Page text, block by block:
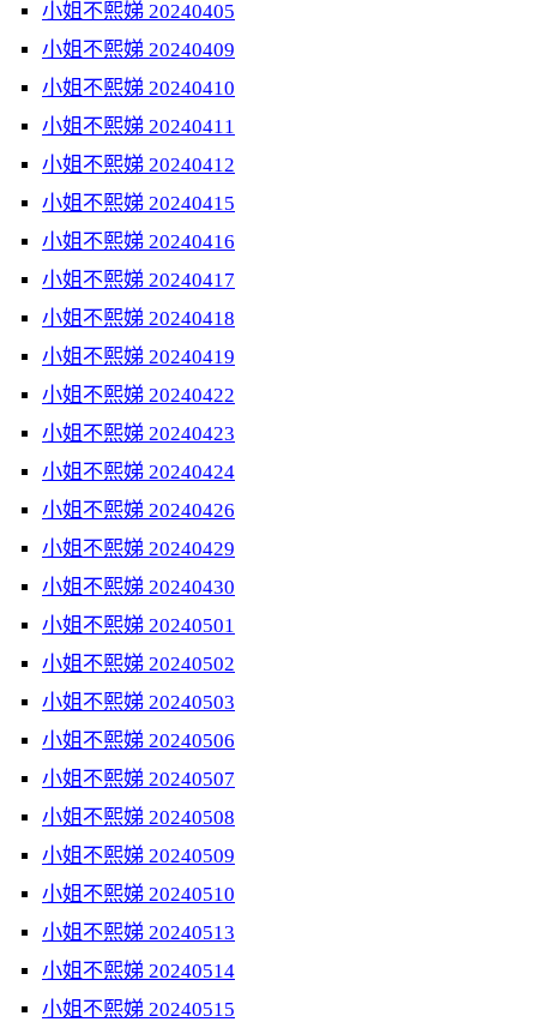
小姐不熙娣 20240405
小姐不熙娣 20240409
小姐不熙娣 20240410
小姐不熙娣 20240411
小姐不熙娣 20240412
小姐不熙娣 20240415
小姐不熙娣 20240416
小姐不熙娣 20240417
小姐不熙娣 20240418
小姐不熙娣 20240419
小姐不熙娣 20240422
小姐不熙娣 20240423
小姐不熙娣 20240424
小姐不熙娣 20240426
小姐不熙娣 20240429
小姐不熙娣 20240430
小姐不熙娣 20240501
小姐不熙娣 20240502
小姐不熙娣 20240503
小姐不熙娣 20240506
小姐不熙娣 20240507
小姐不熙娣 20240508
小姐不熙娣 20240509
小姐不熙娣 20240510
小姐不熙娣 20240513
小姐不熙娣 20240514
小姐不熙娣 20240515